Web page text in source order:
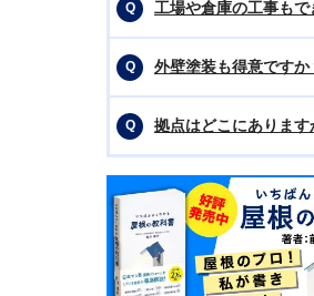
工場や倉庫の工事もで
外壁塗装も得意ですか
拠点はどこにあります